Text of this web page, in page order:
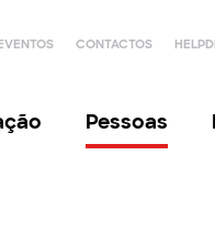
CONTACTOS
Pessoas